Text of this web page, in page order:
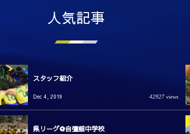
人気記事
スタッフ紹介
Dec 4, 2019 42927 views
県リーグ⚽️自彊館中学校